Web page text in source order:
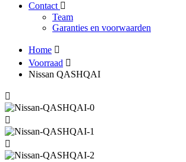
Contact
Team
Garanties en voorwaarden
Home
Voorraad
Nissan QASHQAI